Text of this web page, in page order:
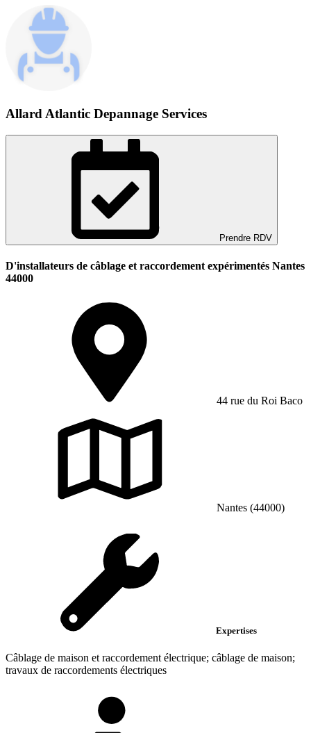
Allard Atlantic Depannage Services
Prendre RDV
D'installateurs de câblage et raccordement expérimentés Nantes
44000
44 rue du Roi Baco
Nantes (44000)
Expertises
Câblage de maison et raccordement électrique; câblage de maison;
travaux de raccordements électriques